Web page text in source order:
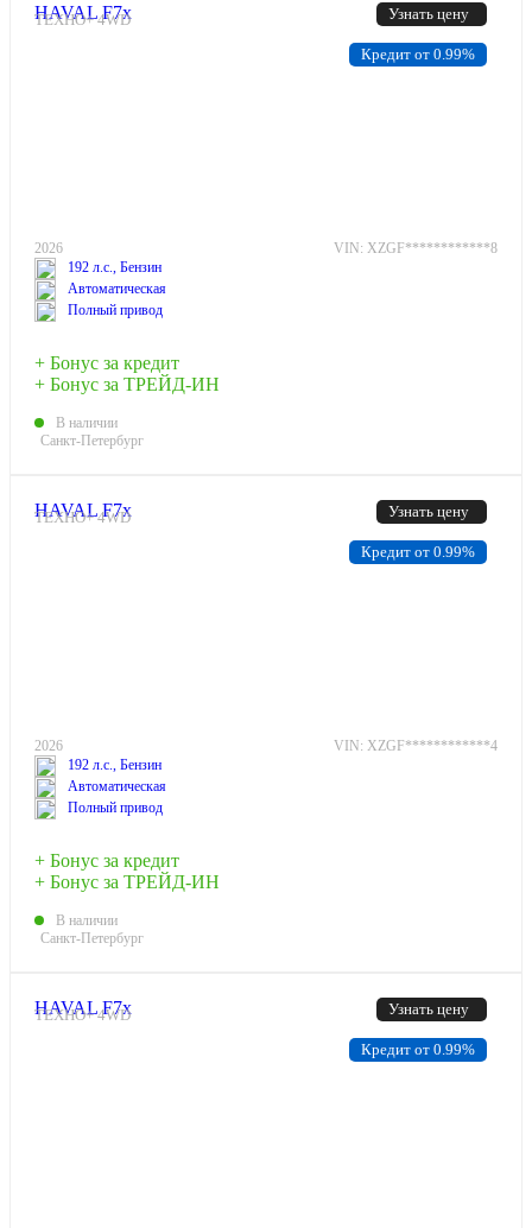
Узнать цену
HAVAL F7x
ТЕХНО+ 4WD
2026
VIN: XZGF************8
192 л.с., Бензин
Автоматическая
Полный привод
+ Бонус за кредит
+ Бонус за ТРЕЙД-ИН
В наличии
Санкт-Петербург
Кредит от 0.99%
Узнать цену
HAVAL F7x
ТЕХНО+ 4WD
2026
VIN: XZGF************4
192 л.с., Бензин
Автоматическая
Полный привод
+ Бонус за кредит
+ Бонус за ТРЕЙД-ИН
В наличии
Санкт-Петербург
Кредит от 0.99%
Узнать цену
HAVAL F7x
ТЕХНО+ 4WD
Кредит от 0.99%